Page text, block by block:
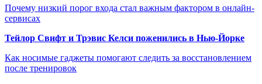
Почему низкий порог входа стал важным фактором в онлайн-
сервисах
Тейлор Свифт и Трэвис Келси поженились в Нью-Йорке
Как носимые гаджеты помогают следить за восстановлением
после тренировок